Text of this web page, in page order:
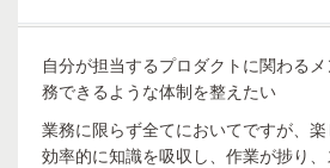
自分が担当するプロダクトに関わる
務できるような体制を整えたい
業務に限らず全てにおいてですが、
効率的に知識を吸収し、作業が捗り